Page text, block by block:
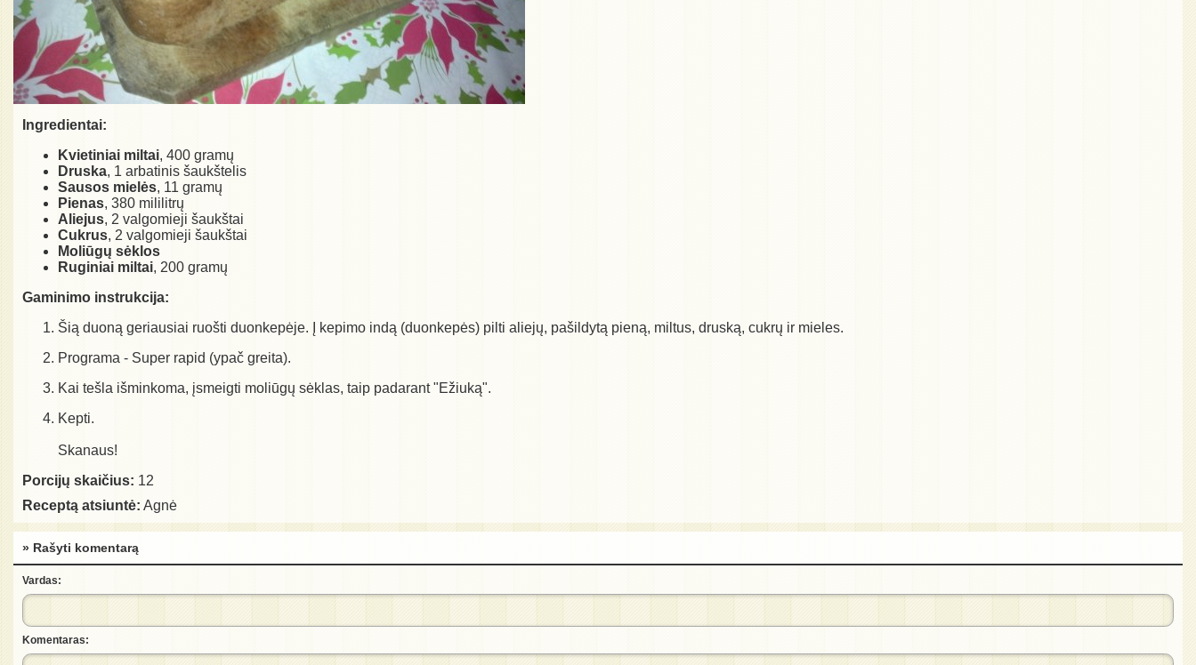
Ingredientai:
Kvietiniai miltai, 400 gramų
Druska, 1 arbatinis šaukštelis
Sausos mielės, 11 gramų
Pienas, 380 mililitrų
Aliejus, 2 valgomieji šaukštai
Cukrus, 2 valgomieji šaukštai
Moliūgų sėklos
Ruginiai miltai, 200 gramų
Gaminimo instrukcija:
Šią duoną geriausiai ruošti duonkepėje. Į kepimo indą (duonkepės) pilti aliejų, pašildytą pieną, miltus, druską, cukrų ir mieles.
Programa - Super rapid (ypač greita).
Kai tešla išminkoma, įsmeigti moliūgų sėklas, taip padarant "Ežiuką".
Kepti.
Skanaus!
Porcijų skaičius: 12
Receptą atsiuntė: Agnė
» Rašyti komentarą
Vardas:
Komentaras: